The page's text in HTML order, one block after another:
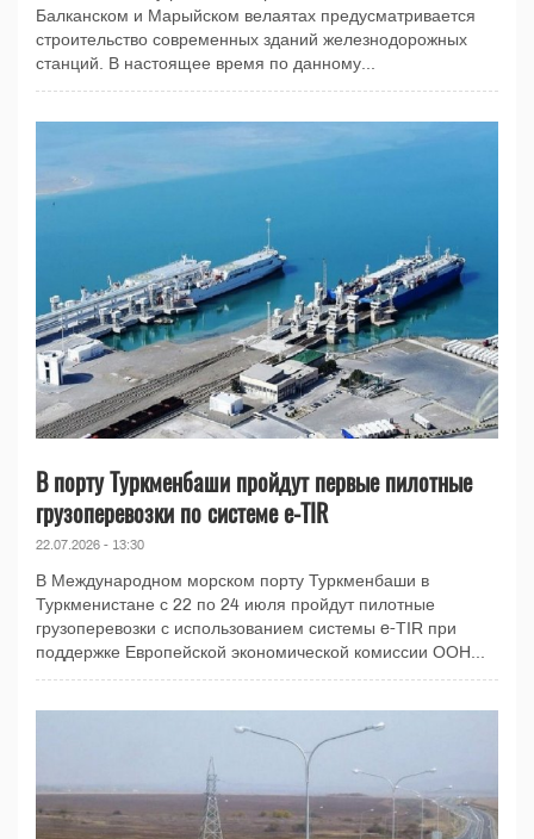
Балканском и Марыйском велаятах предусматривается
строительство современных зданий железнодорожных
станций. В настоящее время по данному...
В порту Туркменбаши пройдут первые пилотные
грузоперевозки по системе e-TIR
22.07.2026 - 13:30
В Международном морском порту Туркменбаши в
Туркменистане с 22 по 24 июля пройдут пилотные
грузоперевозки с использованием системы e-TIR при
поддержке Европейской экономической комиссии ООН...